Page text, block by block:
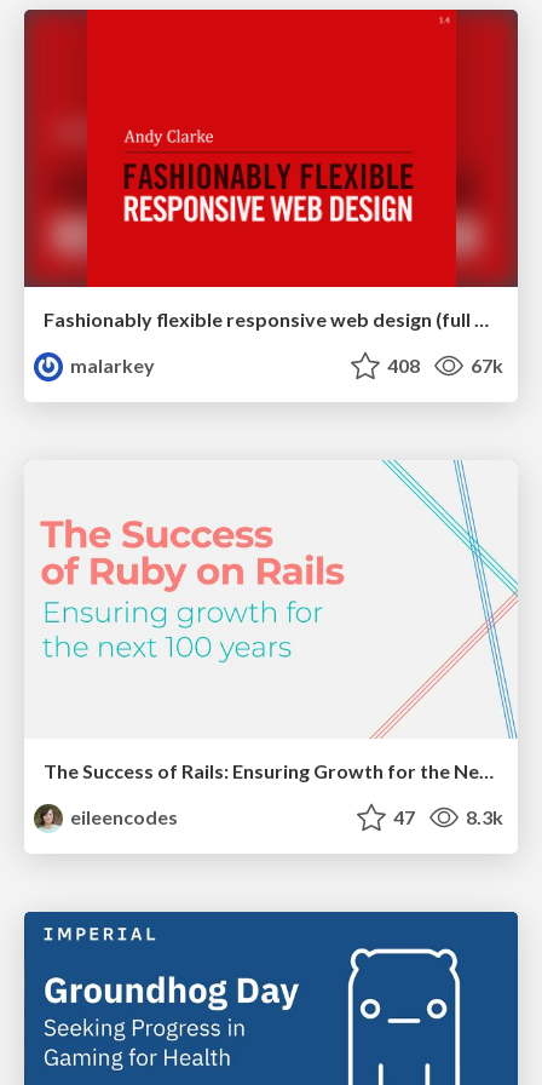
Fashionably flexible responsive web design (full day workshop)
malarkey
408 67k
The Success of Rails: Ensuring Growth for the Next 100 Years
eileencodes
47 8.3k